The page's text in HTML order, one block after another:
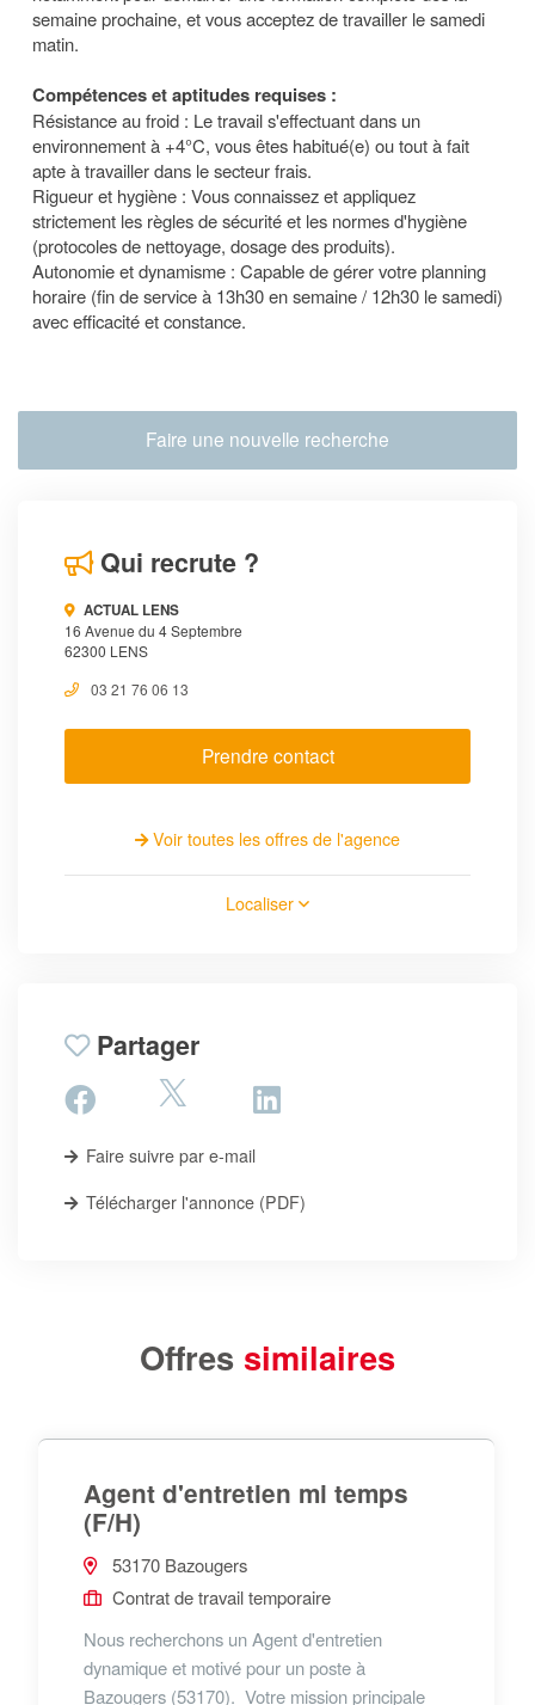
semaine prochaine, et vous acceptez de travailler le samedi
matin.
Compétences et aptitudes requises :
Résistance au froid : Le travail s'effectuant dans un
environnement à +4°C, vous êtes habitué(e) ou tout à fait
apte à travailler dans le secteur frais.
Rigueur et hygiène : Vous connaissez et appliquez
strictement les règles de sécurité et les normes d'hygiène
(protocoles de nettoyage, dosage des produits).
Autonomie et dynamisme : Capable de gérer votre planning
horaire (fin de service à 13h30 en semaine / 12h30 le samedi)
avec efficacité et constance.
Faire une nouvelle recherche
Qui recrute ?
ACTUAL LENS
16 Avenue du 4 Septembre
62300 LENS
03 21 76 06 13
Prendre contact
Voir toutes les offres de l'agence
Localiser
Partager
Faire suivre par e-mail
Télécharger l'annonce (PDF)
Offres similaires
Agent d'entretien mi temps
(F/H)
53170 Bazougers
Contrat de travail temporaire
Nous recherchons un Agent d'entretien
dynamique et motivé pour un poste à
Bazougers (53170). Votre mission principale